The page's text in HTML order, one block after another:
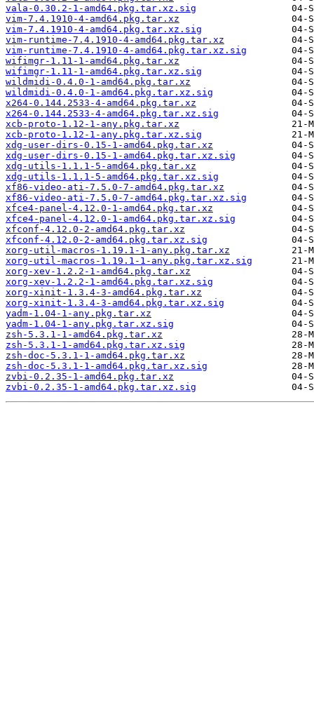
vala-0.30.2-1-amd64.pkg.tar.xz.sig
vim-7.4.1910-4-amd64.pkg.tar.xz
vim-7.4.1910-4-amd64.pkg.tar.xz.sig
vim-runtime-7.4.1910-4-amd64.pkg.tar.xz
vim-runtime-7.4.1910-4-amd64.pkg.tar.xz.sig
wifimgr-1.11-1-amd64.pkg.tar.xz
wifimgr-1.11-1-amd64.pkg.tar.xz.sig
wildmidi-0.4.0-1-amd64.pkg.tar.xz
wildmidi-0.4.0-1-amd64.pkg.tar.xz.sig
x264-0.144.2533-4-amd64.pkg.tar.xz
x264-0.144.2533-4-amd64.pkg.tar.xz.sig
xcb-proto-1.12-1-any.pkg.tar.xz
xcb-proto-1.12-1-any.pkg.tar.xz.sig
xdg-user-dirs-0.15-1-amd64.pkg.tar.xz
xdg-user-dirs-0.15-1-amd64.pkg.tar.xz.sig
xdg-utils-1.1.1-5-amd64.pkg.tar.xz
xdg-utils-1.1.1-5-amd64.pkg.tar.xz.sig
xf86-video-ati-7.5.0-7-amd64.pkg.tar.xz
xf86-video-ati-7.5.0-7-amd64.pkg.tar.xz.sig
xfce4-panel-4.12.0-1-amd64.pkg.tar.xz
xfce4-panel-4.12.0-1-amd64.pkg.tar.xz.sig
xfconf-4.12.0-2-amd64.pkg.tar.xz
xfconf-4.12.0-2-amd64.pkg.tar.xz.sig
xorg-util-macros-1.19.1-1-any.pkg.tar.xz
xorg-util-macros-1.19.1-1-any.pkg.tar.xz.sig
xorg-xev-1.2.2-1-amd64.pkg.tar.xz
xorg-xev-1.2.2-1-amd64.pkg.tar.xz.sig
xorg-xinit-1.3.4-3-amd64.pkg.tar.xz
xorg-xinit-1.3.4-3-amd64.pkg.tar.xz.sig
yadm-1.04-1-any.pkg.tar.xz
yadm-1.04-1-any.pkg.tar.xz.sig
zsh-5.3.1-1-amd64.pkg.tar.xz
zsh-5.3.1-1-amd64.pkg.tar.xz.sig
zsh-doc-5.3.1-1-amd64.pkg.tar.xz
zsh-doc-5.3.1-1-amd64.pkg.tar.xz.sig
zvbi-0.2.35-1-amd64.pkg.tar.xz
zvbi-0.2.35-1-amd64.pkg.tar.xz.sig